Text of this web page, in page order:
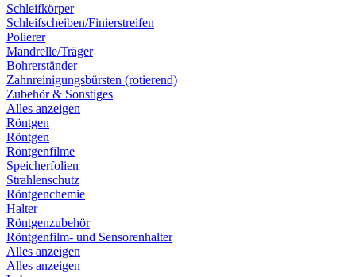
Schleifkörper
Schleifscheiben/Finierstreifen
Polierer
Mandrelle/Träger
Bohrerständer
Zahnreinigungsbürsten (rotierend)
Zubehör & Sonstiges
Alles anzeigen
Röntgen
Röntgen
Röntgenfilme
Speicherfolien
Strahlenschutz
Röntgenchemie
Halter
Röntgenzubehör
Röntgenfilm- und Sensorenhalter
Alles anzeigen
Alles anzeigen